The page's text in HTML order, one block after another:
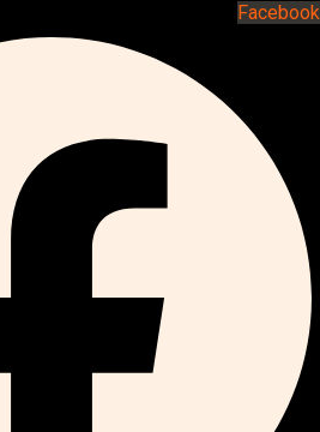
Facebook